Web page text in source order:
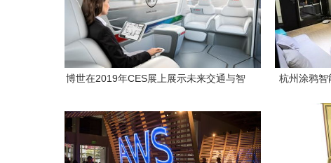
博世在2019年CES展上展示未来交通与智
杭州涂鸦智